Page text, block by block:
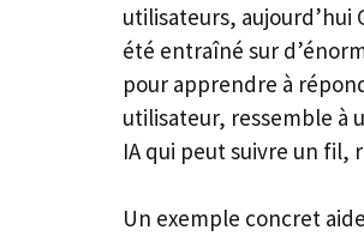
utilisateurs, aujourd’hui
été entraîné sur
pour apprendre à
utilisateur, ressemble à
IA qui peut suivre un fil,
Un exemple concret